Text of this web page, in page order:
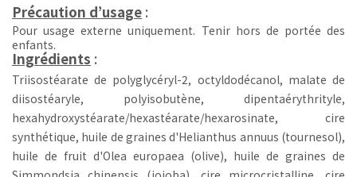
Précaution d’usage :
Pour usage externe uniquement. Tenir hors de portée des
enfants.
Ingrédients :
Triisostéarate de polyglycéryl-2, octyldodécanol, malate de
diisostéaryle, polyisobutène, dipentaérythrityle,
hexahydroxystéarate/hexastéarate/hexarosinate, cire
synthétique, huile de graines d'Helianthus annuus (tournesol),
huile de fruit d'Olea europaea (olive), huile de graines de